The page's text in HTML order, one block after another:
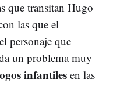
que transitan Hugo
las que el
personaje que
un problema muy
infantiles en las